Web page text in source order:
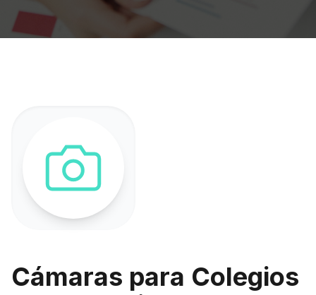
Cámaras para Colegios